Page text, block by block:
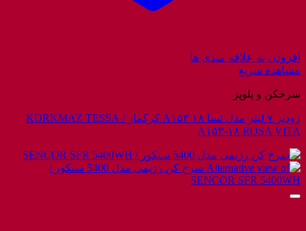
افزودن به علاقه مندی ها
مشاهده سریع
سرخکن و پلوپز
زودپز ۷ لیتر مدل تسا A۱۵۳ ۱۸ کرکماز / KORKMAZ TESSA
A۱۵۳-۱۸ ROSA VITA